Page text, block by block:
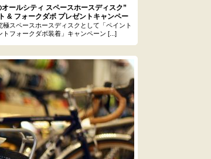
オールシティ スペースホースディスク”
& フォークダボ プレゼントキャンペー
極スペースホースディスクとして「ペイント
トフォークダボ装着」キャンペーン [...]